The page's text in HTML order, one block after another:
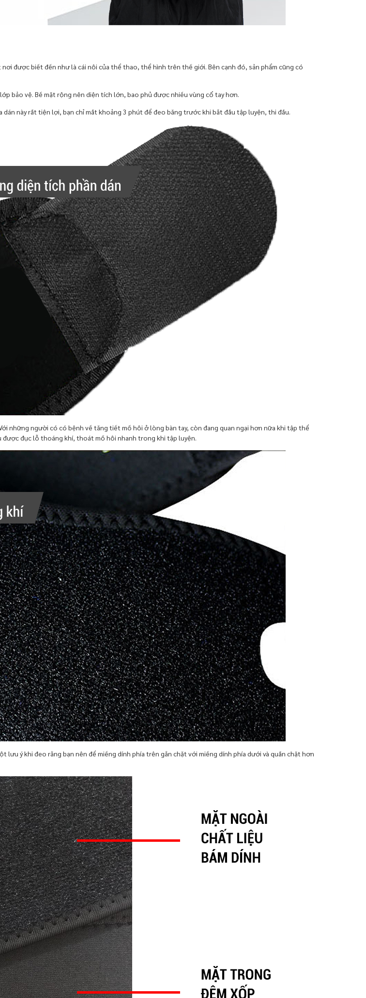
được biết đến như là cái nôi của thể thao, thể hình trên thế giới. Bên cạnh đó, sản phẩm cũng có
bảo vệ. Bề mặt rộng nên diện tích lớn, bao phủ được nhiều vùng cổ tay hơn.
này rất tiện lợi, bạn chỉ mất khoảng 3 phút để đeo băng trước khi bắt đầu tập luyện, thi đấu.
những người có có bệnh về tăng tiết mồ hôi ở lòng bàn tay, còn đang quan ngại hơn nữa khi tập thể
được đục lỗ thoáng khí, thoát mồ hôi nhanh trong khi tập luyện.
lưu ý khi đeo rằng bạn nên để miếng dính phía trên gắn chặt với miếng dính phía dưới và quấn chặt hơn